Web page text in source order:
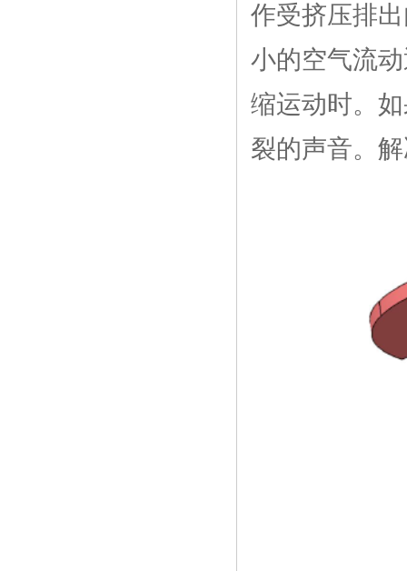
作受挤压排
小的空气流
缩运动时。
裂的声音。